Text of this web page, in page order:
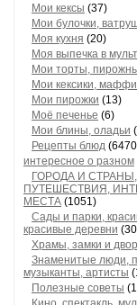
Мои кексы (37)
Мои булочки,
Моя кухня (20)
Моя выпечка в
Мои торты,
Мои кексики,
Мои пирожки (13)
Моё печенье (6)
Мои блины, оладьи
Рецепты блюд
интересное о разном
ГОРОДА И СТРАНЫ,
ПУТЕШЕСТВИЯ,
МЕСТА (1051)
Сады и парки,
красивые деревни
Храмы, замки и
Знаменитые люди,
музыканты, артисты
Полезные советы